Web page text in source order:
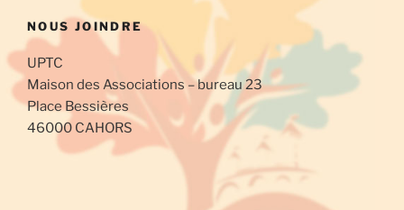
NOUS JOINDRE
UPTC
Maison des Associations – bureau 23
Place Bessières
46000 CAHORS